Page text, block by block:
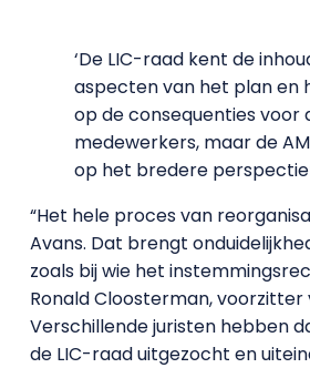
‘De LIC-raad kent de
aspecten van het plan en
op de consequenties voor
medewerkers, maar de
op het bredere
“Het hele proces van
Avans. Dat brengt
zoals bij wie het
Ronald Cloosterman, voorzitter
Verschillende juristen hebben
de LIC-raad uitgezocht en